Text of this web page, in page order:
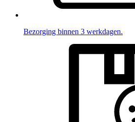
Bezorging binnen 3 werkdagen.